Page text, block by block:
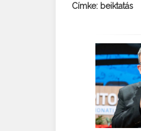
Címke: beiktatás